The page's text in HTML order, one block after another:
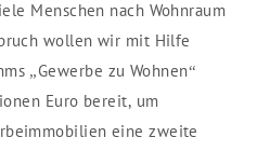
Menschen nach Wohnraum
wollen wir mit Hilfe
„Gewerbe zu Wohnen“
Euro bereit, um
eine zweite